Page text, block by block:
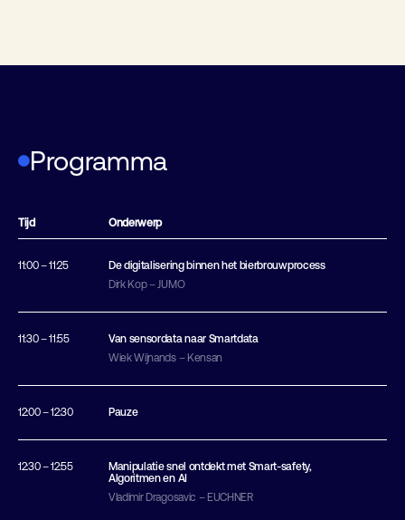
Programma
Tijd Onderwerp
11:00 – 11:25
De digitalisering binnen het bierbrouwprocess
Dirk Kop – JUMO
11:30 – 11:55
Van sensordata naar Smartdata
Wiek Wijnands – Kensan
12:00 – 12:30 Pauze
12:30 – 12:55
Manipulatie snel ontdekt met Smart-safety,
Algoritmen en AI
Vladimir Dragosavic – EUCHNER